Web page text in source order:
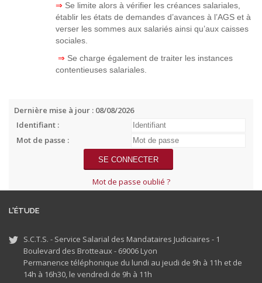
⇒ Se limite alors à vérifier les créances salariales,
établir les états de demandes d’avances à l’AGS et à
verser les sommes aux salariés ainsi qu’aux caisses
sociales.
⇒ Se charge également de traiter les instances
contentieuses salariales.
Dernière mise à jour : 08/08/2026
Identifiant :
Mot de passe :
Mot de passe oublié ?
L'ÉTUDE
S.C.T.S. - Service Salarial des Mandataires Judiciaires - 1
Boulevard des Brotteaux - 69006 Lyon
Permanence téléphonique du lundi au jeudi de 9h à 11h et de
14h à 16h30, le vendredi de 9h à 11h